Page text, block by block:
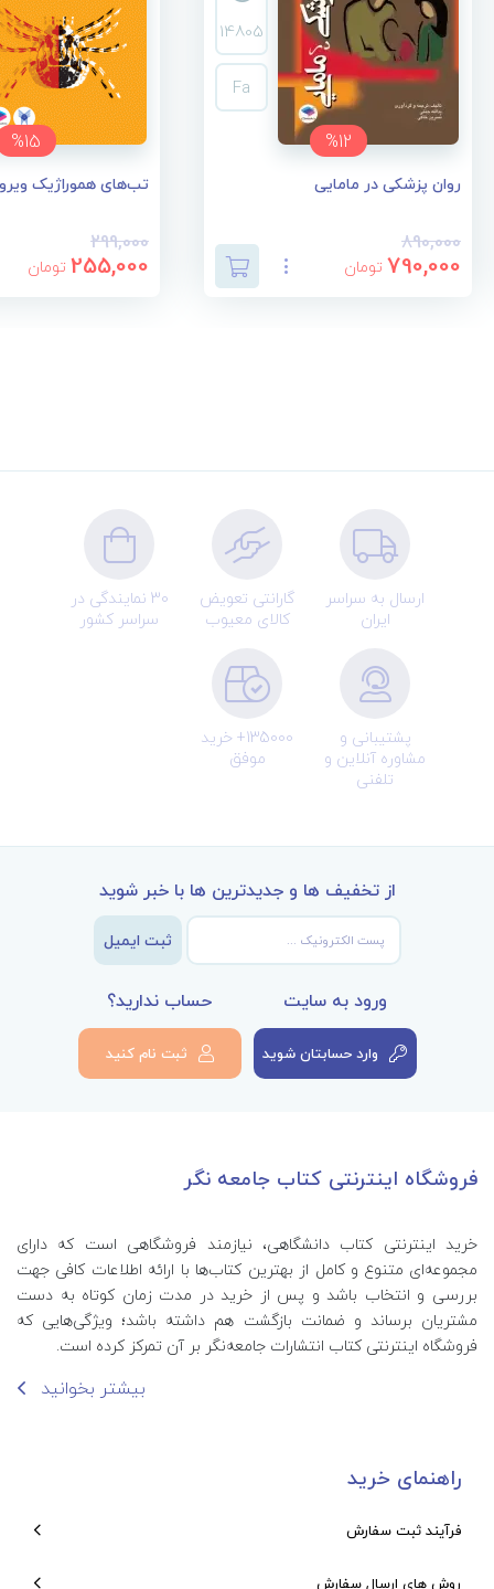
%12
14805
Fa
روان پزشکی در مامایی
890,000
790,000 تومان
%15
تب‌های هموراژیک
299,000
255,000 تومان
ارسال به سراسر
ایران
گارانتی تعویض
کالای معیوب
30 نمایندگی در
سراسر کشور
پشتیبانی و
مشاوره آنلاین و
تلفنی
135000+ خرید
موفق
از تخفیف ها و جدیدترین ها با خبر شوید
ثبت ایمیل
ورود به سایت
وارد حسابتان شوید
حساب ندارید؟
ثبت نام کنید
فروشگاه اینترنتی کتاب جامعه نگر
خرید اینترنتی کتاب‌ دانشگاهی، نیازمند فروشگاهی است که دارای
مجموعه‌ای متنوع و کامل از بهترین کتاب‌ها با ارائه اطلاعات کافی جهت
بررسی و انتخاب باشد و پس از خرید در مدت زمان کوتاه به دست
مشتریان برساند و ضمانت بازگشت هم داشته باشد؛ ویژگی‌هایی که
فروشگاه اینترنتی کتاب انتشارات جامعه‌نگر بر آن تمرکز کرده است.
بیشتر بخوانید
راهنمای خرید
فرآیند ثبت سفارش
روش های ارسال سفارش